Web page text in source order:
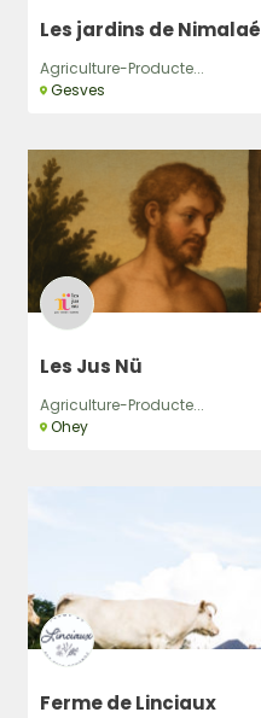
Les jardins de Nimalaé
Agriculture-Producte...
Gesves
Les Jus Nü
Agriculture-Producte...
Ohey
Ferme de Linciaux